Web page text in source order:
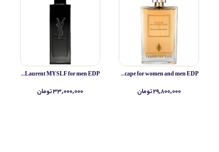
Simone Andreoli Tulum Junglescape for women and men EDP
۲۹,۸۰۰,۰۰۰ تومان
Yves Saint Laurent MYSLF for men EDP
۳۳,۰۰۰,۰۰۰ تومان